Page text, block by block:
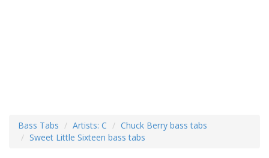
Bass Tabs Artists: C
Chuck Berry bass tabs
Sweet Little Sixteen bass tabs